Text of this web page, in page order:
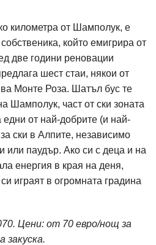
километра от Шамполук, е
който емигрира от
две години реновации
шест стаи, някои от
Монте Роза. Шатъл бус те
Шамполук, част от ски зоната
от най-добрите (и най-
ски в Алпите, независимо
или паудър. Ако си с деца и на
енергия в края на деня,
играят в огромната градина
Цени: от 70 евро/нощ за
закуска.